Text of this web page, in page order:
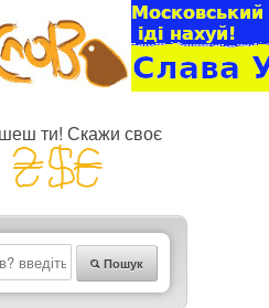
ти! Скажи своє
Пошук